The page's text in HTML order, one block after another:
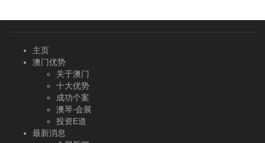
主页
澳门优势
关于澳门
十大优势
成功个案
澳琴‧会展
投资E道
最新消息